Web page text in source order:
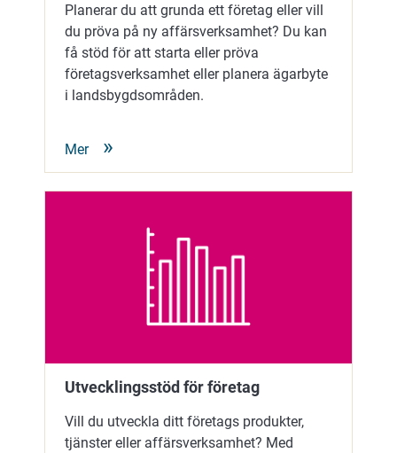
Planerar du att grunda ett företag eller vill
du pröva på ny affärsverksamhet? Du kan
få stöd för att starta eller pröva
företagsverksamhet eller planera ägarbyte
i landsbygdsområden.
Mer
Utvecklingsstöd för företag
Vill du utveckla ditt företags produkter,
tjänster eller affärsverksamhet? Med